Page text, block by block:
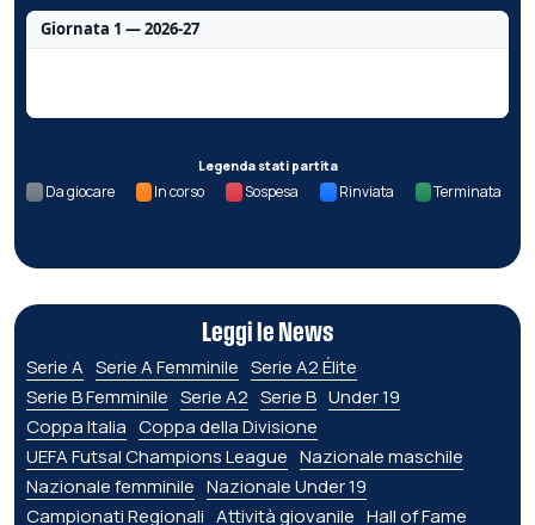
Giornata 1 — 2026-27
Legenda stati partita
Da giocare In corso Sospesa Rinviata Terminata
Leggi le News
Serie A Serie A Femminile Serie A2 Élite
Serie B Femminile Serie A2 Serie B Under 19
Coppa Italia Coppa della Divisione
UEFA Futsal Champions League Nazionale maschile
Nazionale femminile Nazionale Under 19
Campionati Regionali Attività giovanile Hall of Fame